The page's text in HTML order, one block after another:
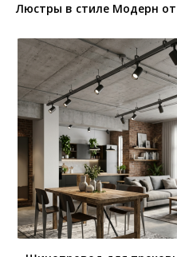
Люстры в стиле Модерн от